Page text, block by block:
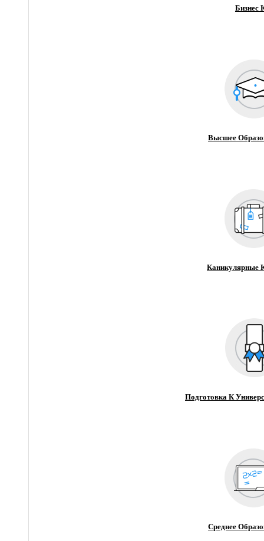
Бизнес
Высшее
Каникулярные
Подготовка К
Среднее